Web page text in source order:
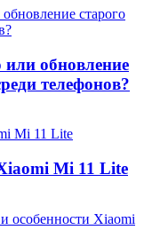
обновление
телефонов?
Mi 11 Lite